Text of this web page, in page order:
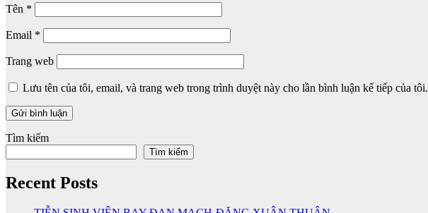
Tên *
Email *
Trang web
Lưu tên của tôi, email, và trang web trong trình duyệt này cho lần bình luận kế tiếp của tôi.
Tìm kiếm
Tìm kiếm
Recent Posts